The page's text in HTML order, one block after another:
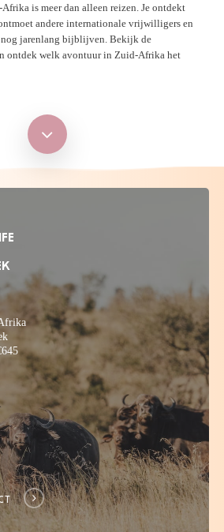
is meer dan alleen reizen. Je ontdekt
andere internationale vrijwilligers en
jarenlang bijblijven. Bekijk de
ontdek welk avontuur in Zuid-Afrika het
Navigate